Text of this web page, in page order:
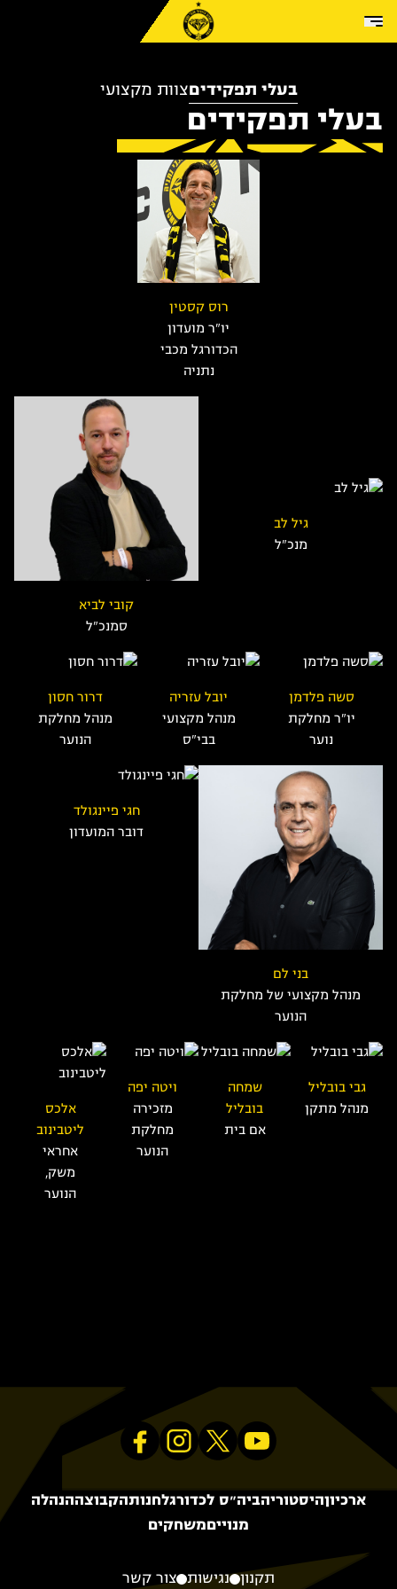
בעלי תפקידיםצוות מקצועי
בעלי תפקידים
רוס קסטין
יו"ר מועדון
הכדורגל מכבי
נתניה
גיל לב
מנכ"ל
קובי לביא
סמנכ"ל
סשה פלדמן
יו"ר מחלקת
נוער
יובל עזריה
מנהל מקצועי
בבי"ס
דרור חסון
מנהל מחלקת
הנוער
בני לם
מנהל מקצועי של מחלקת
הנוער
חגי פיינגולד
דובר המועדון
גבי בובליל
מנהל מתקן
שמחה
בובליל
אם בית
ויטה יפה
מזכירה
מחלקת
הנוער
אלכס
ליטבינוב
אחראי
משק,
הנוער
ארכיוןהיסטוריהביה״ס לכדורגלחנותהקבוצההנהלה
מנוייםמשחקים
תקנון נגישות צור קשר